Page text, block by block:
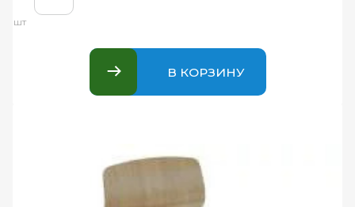
шт
В КОРЗИНУ